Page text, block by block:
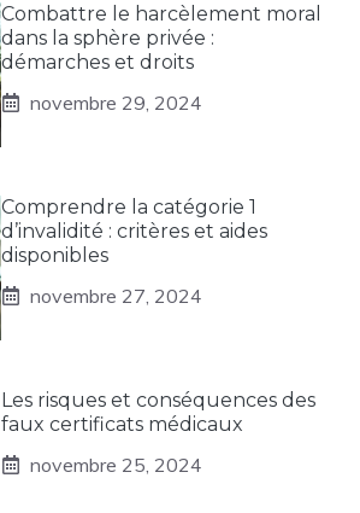
Combattre le harcèlement moral
dans la sphère privée :
démarches et droits
novembre 29, 2024
Comprendre la catégorie 1
d’invalidité : critères et aides
disponibles
novembre 27, 2024
Les risques et conséquences des
faux certificats médicaux
novembre 25, 2024